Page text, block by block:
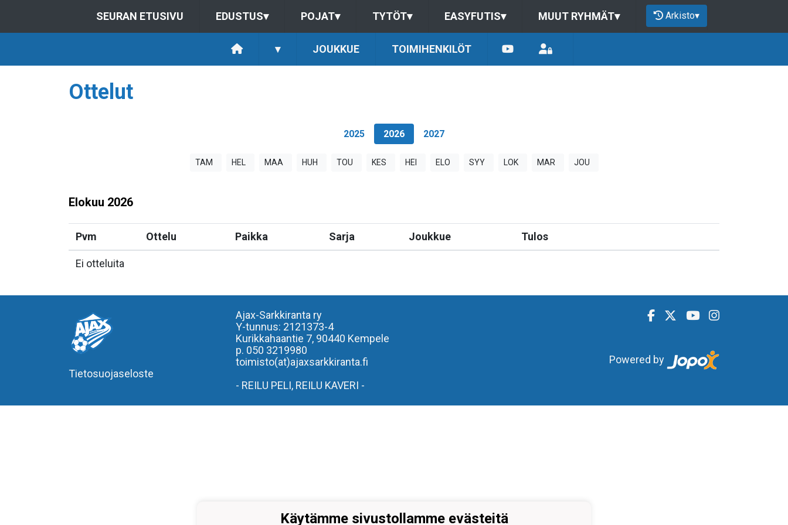
SEURAN ETUSIVU EDUSTUS▾ POJAT▾ TYTÖT▾ EASYFUTIS▾ MUUT RYHMÄT▾ Arkisto▾
▾ JOUKKUE TOIMIHENKILÖT
Ottelut
2025 2026 2027
TAM HEL MAA HUH TOU KES HEI ELO SYY LOK MAR JOU
Elokuu 2026
Pvm Ottelu Paikka Sarja Joukkue Tulos
Ei otteluita
Tietosuojaseloste
Ajax-Sarkkiranta ry
Y-tunnus: 2121373-4
Kurikkahaantie 7, 90440 Kempele
p. 050 3219980
toimisto(at)ajaxsarkkiranta.fi
- REILU PELI, REILU KAVERI -
Powered by
Käytämme sivustollamme evästeitä